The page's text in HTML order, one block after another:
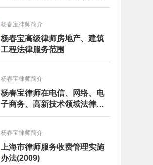
服务范围
杨春宝律师简介
杨春宝高级律师房地产、建筑
工程法律服务范围
杨春宝律师简介
杨春宝律师在电信、网络、电
子商务、高新技术领域法律服
务经验
杨春宝律师简介
上海市律师服务收费管理实施
办法(2009)